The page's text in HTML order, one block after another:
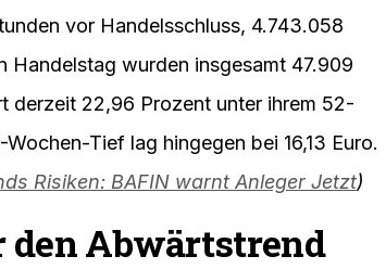
vor Handelsschluss, 4.743.058
Handelstag wurden insgesamt 47.909
derzeit 22,96 Prozent unter ihrem 52-
Tief lag hingegen bei 16,13 Euro.
Risiken: BAFIN warnt Anleger Jetzt)
den Abwärtstrend